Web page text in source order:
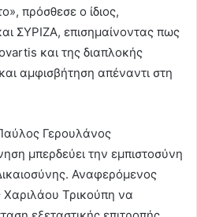
πρόσθεσε ο ίδιος,
ΣΥΡΙΖΑ, επισημαίνοντας πως
και της διαπλοκής
αμφισβήτηση απέναντι στη
Γερουλάνος
μπερδεύει την εμπιστοσύνη
Αναφερόμενος
Χαριλάου Τρικούπη να